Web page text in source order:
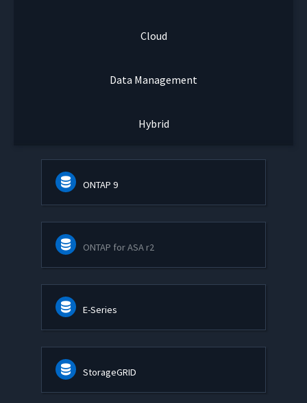
Cloud
Data Management
Hybrid
ONTAP 9
ONTAP for ASA r2
E-Series
StorageGRID